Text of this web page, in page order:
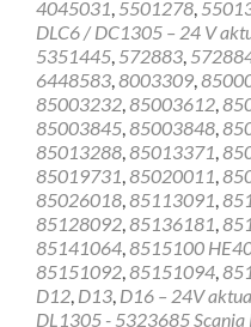
4045031, 5501278,
DLC6 / DC1305 – 24 V
5351445, 572883,
6448583,8003309,
85003232,85003612,
85003845,85003848,
85013288,85013371,
85019731,85020011,
85026018,85113091,
85128092,85136181,
85141064,8515100
85151092,85151094,
D12, D13, D16 – 24V
DL1305 - 5323685